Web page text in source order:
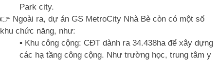
Park city.
👉 Ngoài ra, dự án GS MetroCity Nhà Bè còn có một số
khu chức năng, như:
▪️ Khu công cộng: CĐT dành ra 34.438ha để xây dựng
các hạ tầng công cộng. Như trường học, trung tâm y